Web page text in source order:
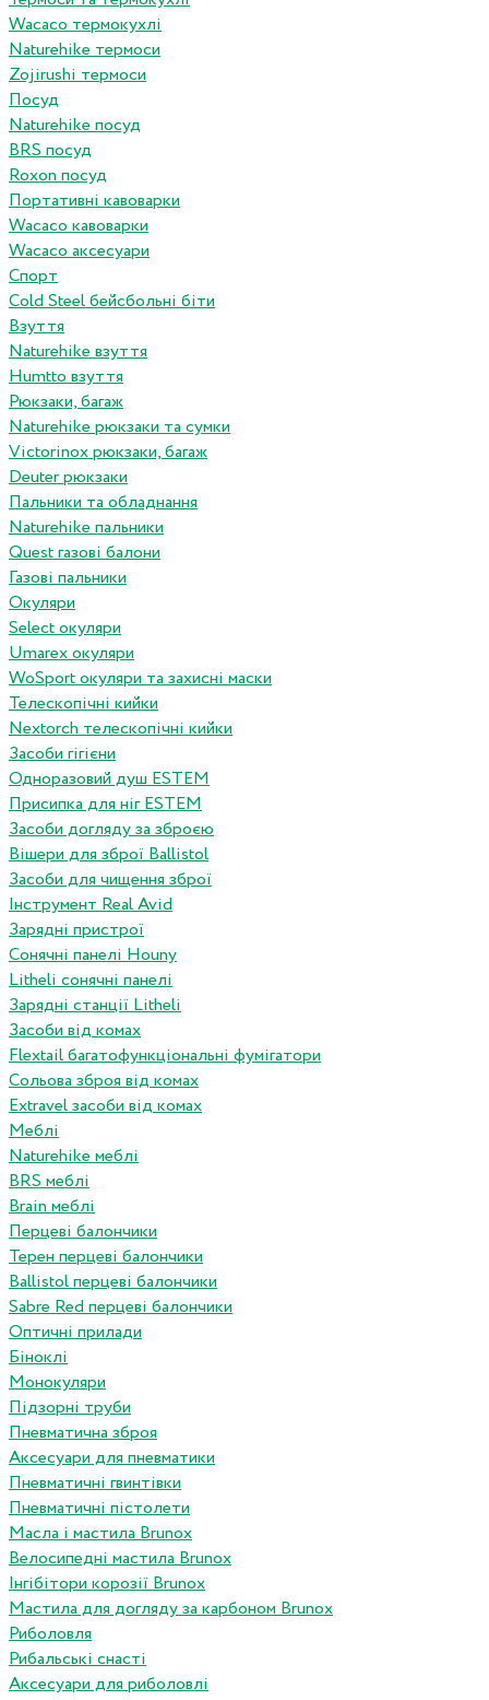
Wacaco термокухлі
Naturehike термоси
Zojirushi термоси
Посуд
Naturehike посуд
BRS посуд
Roxon посуд
Портативні кавоварки
Wacaco кавоварки
Wacaco аксесуари
Спорт
Cold Steel бейсбольні біти
Взуття
Naturehike взуття
Humtto взуття
Рюкзаки, багаж
Naturehike рюкзаки та сумки
Victorinox рюкзаки, багаж
Deuter рюкзаки
Пальники та обладнання
Naturehike пальники
Quest газові балони
Газові пальники
Окуляри
Select окуляри
Umarex окуляри
WoSport окуляри та захисні маски
Телескопічні кийки
Nextorch телескопічні кийки
Засоби гігієни
Одноразовий душ ESTEM
Присипка для ніг ESTEM
Засоби догляду за зброєю
Вішери для зброї Ballistol
Засоби для чищення зброї
Інструмент Real Avid
Зарядні пристрої
Сонячні панелі Houny
Litheli сонячні панелі
Зарядні станції Litheli
Засоби від комах
Flextail багатофункціональні фумігатори
Сольова зброя від комах
Extravel засоби від комах
Меблі
Naturehike меблі
BRS меблі
Brain меблі
Перцеві балончики
Терен перцеві балончики
Ballistol перцеві балончики
Sabre Red перцеві балончики
Оптичні прилади
Біноклі
Монокуляри
Підзорні труби
Пневматична зброя
Аксесуари для пневматики
Пневматичні гвинтівки
Пневматичні пістолети
Масла і мастила Brunox
Велосипедні мастила Brunox
Інгібітори корозії Brunox
Мастила для догляду за карбоном Brunox
Риболовля
Рибальські снасті
Аксесуари для риболовлі